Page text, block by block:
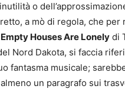
o
a mò di regola, che per
Empty Houses Are Lonely di
Nord Dakota, si faccia
fantasma musicale;
un paragrafo sui